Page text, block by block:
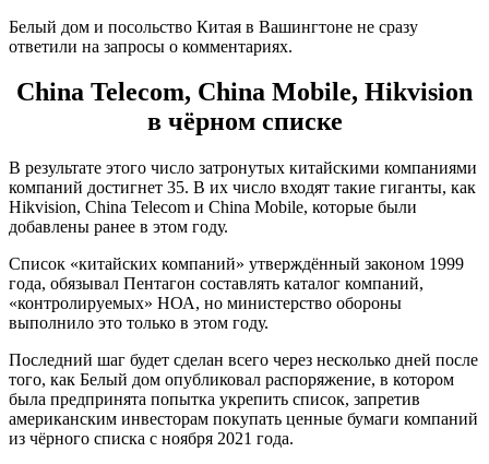
Белый дом и посольство Китая в Вашингтоне не сразу
ответили на запросы о комментариях.
China Telecom, China Mobile, Hikvision
в чёрном списке
В результате этого число затронутых китайскими компаниями
компаний достигнет 35. В их число входят такие гиганты, как
Hikvision, China Telecom и China Mobile, которые были
добавлены ранее в этом году.
Список «китайских компаний» утверждённый законом 1999
года, обязывал Пентагон составлять каталог компаний,
«контролируемых» НОА, но министерство обороны
выполнило это только в этом году.
Последний шаг будет сделан всего через несколько дней после
того, как Белый дом опубликовал распоряжение, в котором
была предпринята попытка укрепить список, запретив
американским инвесторам покупать ценные бумаги компаний
из чёрного списка с ноября 2021 года.